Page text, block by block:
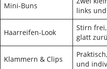
Mini-Buns
links
Haarreifen-Look
Stirn
glatt
Klammern & Clips
und